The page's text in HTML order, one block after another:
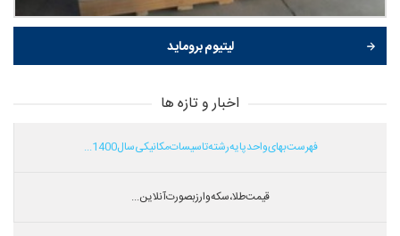
لیتیوم بروماید
اخبار و تازه ها
فهرست بهای واحد پایه رشته تاسیسات مکانیکی سال 1400...
قیمت طلا،سکه و ارز بصورت آنلاین...